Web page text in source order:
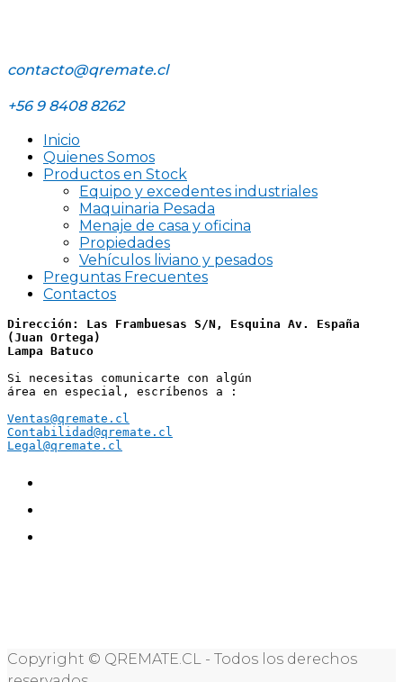
contacto@qremate.cl
+56 9 8408 8262
Inicio
Quienes Somos
Productos en Stock
Equipo y excedentes industriales
Maquinaria Pesada
Menaje de casa y oficina
Propiedades
Vehículos liviano y pesados
Preguntas Frecuentes
Contactos
Dirección: Las Frambuesas S/N, Esquina Av. España
(Juan Ortega)
Lampa Batuco
Si necesitas comunicarte con algún
área en especial, escríbenos a :
Ventas@qremate.cl
Contabilidad@qremate.cl
Legal@qremate.cl
Copyright © QREMATE.CL - Todos los derechos